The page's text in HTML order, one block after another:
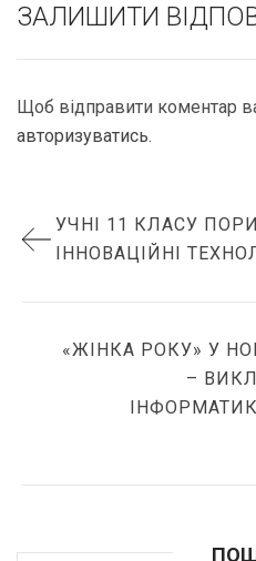
ЗАЛИШИТИ
Щоб відправити коментар
авторизуватись.
УЧНІ 11 КЛАСУ
ІННОВАЦІЙНІ
«ЖІНКА РОКУ» У
–